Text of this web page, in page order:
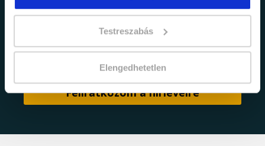
Testreszabás
Elengedhetetlen
Elfogadom azadatkezelési tájékoztatóban
foglaltakat.